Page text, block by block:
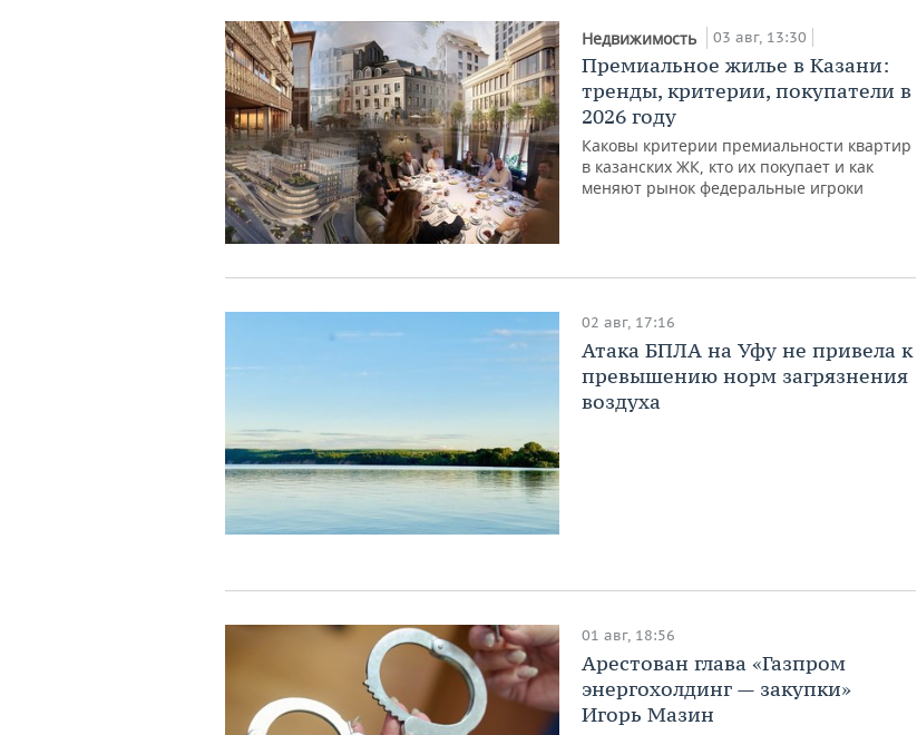
Недвижимость 03 авг, 13:30
Премиальное жилье в Казани:
тренды, критерии, покупатели в
2026 году
Каковы критерии премиальности квартир
в казанских ЖК, кто их покупает и как
меняют рынок федеральные игроки
02 авг, 17:16
Атака БПЛА на Уфу не привела к
превышению норм загрязнения
воздуха
01 авг, 18:56
Арестован глава «Газпром
энергохолдинг — закупки»
Игорь Мазин